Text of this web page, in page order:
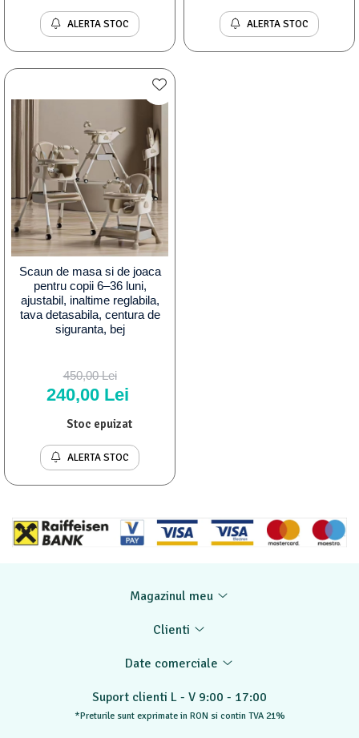
ALERTA STOC ALERTA STOC
Scaun de masa si de joaca
pentru copii 6–36 luni,
ajustabil, inaltime reglabila,
tava detasabila, centura de
siguranta, bej
450,00 Lei
240,00 Lei
Stoc epuizat
ALERTA STOC
Magazinul meu
Clienti
Date comerciale
Suport clienti L - V 9:00 - 17:00
*Preturile sunt exprimate in RON si contin TVA 21%